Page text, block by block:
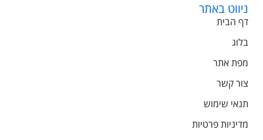
ניווט באתר
דף הבית
בלוג
מפת אתר
צור קשר
תנאי שימוש
מדיניות פרטיות